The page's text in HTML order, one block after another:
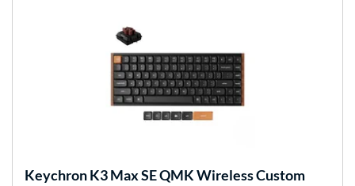
KeychronK3 Max SE QMK Wireless Custom